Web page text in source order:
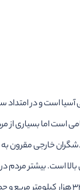
است و در
خارجی مقرون
است. بیشتر